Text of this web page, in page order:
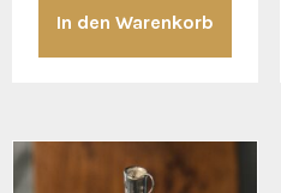
In den Warenkorb